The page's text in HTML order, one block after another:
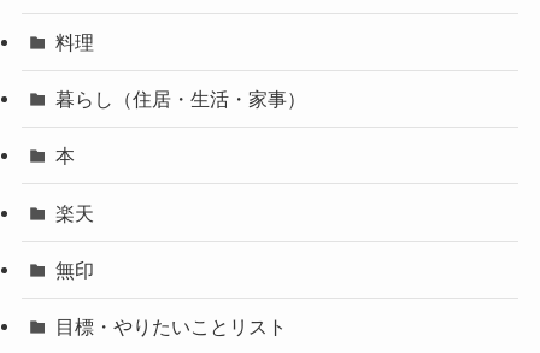
料理
暮らし（住居・生活・家事）
本
楽天
無印
目標・やりたいことリスト